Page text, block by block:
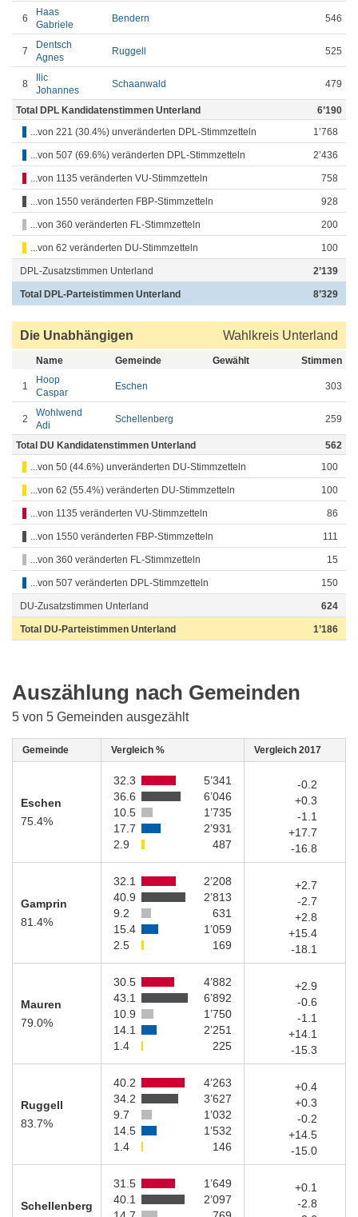
6
Haas
Gabriele
Bendern 546
7
Dentsch
Agnes
Ruggell 525
8
Ilic
Johannes
Schaanwald 479
Total DPL Kandidatenstimmen Unterland
6’190
...von 221 (30.4%) unveränderten DPL-Stimmzetteln
1’768
...von 507 (69.6%) veränderten DPL-Stimmzetteln 2’436
...von 1135 veränderten VU-Stimmzetteln 758
...von 1550 veränderten FBP-Stimmzetteln 928
...von 360 veränderten FL-Stimmzetteln 200
...von 62 veränderten DU-Stimmzetteln 100
DPL-Zusatzstimmen Unterland 2’139
Total DPL-Parteistimmen Unterland 8’329
Die Unabhängigen Wahlkreis Unterland
Name Gemeinde Gewählt Stimmen
1
Hoop
Caspar
Eschen 303
2
Wohlwend
Adi
Schellenberg 259
Total DU Kandidatenstimmen Unterland
562
...von 50 (44.6%) unveränderten DU-Stimmzetteln
100
...von 62 (55.4%) veränderten DU-Stimmzetteln 100
...von 1135 veränderten VU-Stimmzetteln 86
...von 1550 veränderten FBP-Stimmzetteln 111
...von 360 veränderten FL-Stimmzetteln 15
...von 507 veränderten DPL-Stimmzetteln 150
DU-Zusatzstimmen Unterland 624
Total DU-Parteistimmen Unterland 1’186
Auszählung nach Gemeinden
5 von 5 Gemeinden ausgezählt
Gemeinde Vergleich % Vergleich 2017
Eschen
75.4%
32.3
5’341
36.6
6’046
10.5
1’735
17.7
2’931
2.9
487
-0.2
+0.3
-1.1
+17.7
-16.8
Gamprin
81.4%
32.1
2’208
40.9
2’813
9.2
631
15.4
1’059
2.5
169
+2.7
-2.7
+2.8
+15.4
-18.1
Mauren
79.0%
30.5
4’882
43.1
6’892
10.9
1’750
14.1
2’251
1.4
225
+2.9
-0.6
-1.1
+14.1
-15.3
Ruggell
83.7%
40.2
4’263
34.2
3’627
9.7
1’032
14.5
1’532
1.4
146
+0.4
+0.3
-0.2
+14.5
-15.0
Schellenberg
31.5
1’649
40.1
2’097
+0.1
-2.8